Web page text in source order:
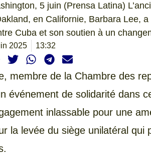
5 juin (Prensa Latina)
en Californie, Barbara Lee,
Cuba et son soutien à un
2025 13:32
membre de la Chambre des
événement de solidarité dans
inlassable pour une
la levée du siège unilatéral qui